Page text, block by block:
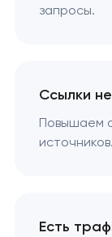
запросы.
Ссылки
Повышаем
источников.
Есть